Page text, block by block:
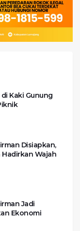
Kaki Gunung
Disiapkan,
Wajah
Jadi
Ekonomi